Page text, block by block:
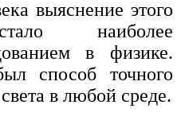
выяснение этого
наиболее
в физике.
способ точного
в любой среде.